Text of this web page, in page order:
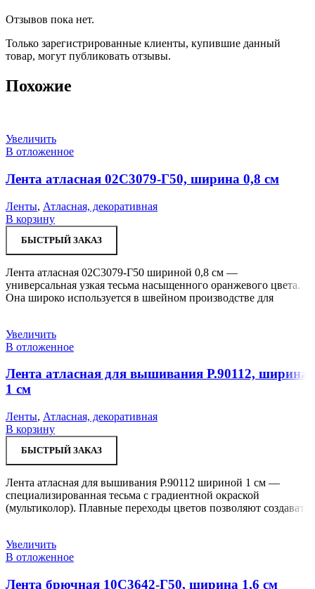
Отзывов пока нет.
Только зарегистрированные клиенты, купившие данный
товар, могут публиковать отзывы.
Похожие
Увеличить
В отложенное
Лента атласная 02С3079-Г50, ширина 0,8 см
Ленты, Атласная, декоративная
В корзину
БЫСТРЫЙ ЗАКАЗ
Лента атласная 02С3079-Г50 шириной 0,8 см —
универсальная узкая тесьма насыщенного оранжевого цвета.
Она широко используется в швейном производстве для
Увеличить
В отложенное
Лента атласная для вышивания Р.90112, ширина
1 см
Ленты, Атласная, декоративная
В корзину
БЫСТРЫЙ ЗАКАЗ
Лента атласная для вышивания Р.90112 шириной 1 см —
специализированная тесьма с градиентной окраской
(мультиколор). Плавные переходы цветов позволяют создавать
Увеличить
В отложенное
Лента брючная 10С3642-Г50, ширина 1,6 см